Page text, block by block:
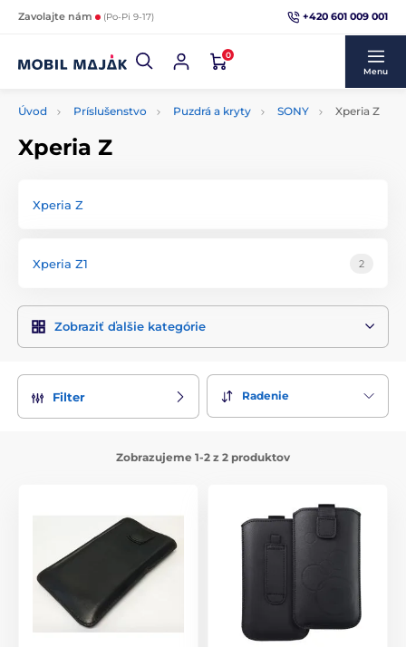
Zavolajte nám (Po-Pi 9-17) +420 601 009 001
0
Menu
Úvod Príslušenstvo Puzdrá a kryty SONY Xperia Z
Xperia Z
Xperia Z
Xperia Z1 2
Zobraziť ďalšie kategórie
Filter Radenie
Zobrazujeme 1-2 z 2 produktov